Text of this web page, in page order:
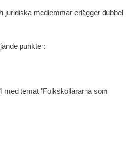
juridiska medlemmar erlägger dubbel
punkter:
temat ”Folkskollärarna som
arkivfrågorna.